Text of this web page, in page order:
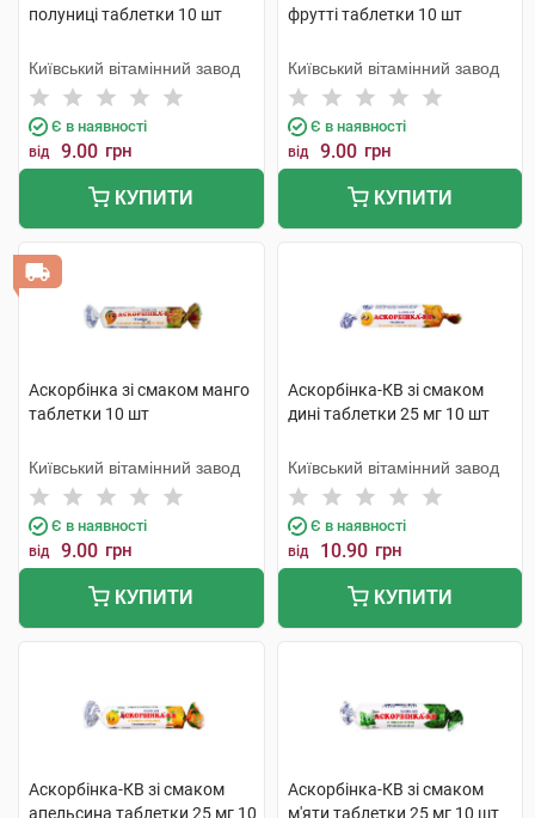
полуниці таблетки 10 шт
Київський вітамінний завод
Є в наявності
від 9.00 грн
КУПИТИ
фрутті таблетки 10 шт
Київський вітамінний завод
Є в наявності
від 9.00 грн
КУПИТИ
Аскорбінка зі смаком манго
таблетки 10 шт
Київський вітамінний завод
Є в наявності
від 9.00 грн
КУПИТИ
Аскорбінка-КВ зі смаком
дині таблетки 25 мг 10 шт
Київський вітамінний завод
Є в наявності
від 10.90 грн
КУПИТИ
Аскорбінка-КВ зі смаком
апельсина таблетки 25 мг 10
Аскорбінка-КВ зі смаком
м'яти таблетки 25 мг 10 шт